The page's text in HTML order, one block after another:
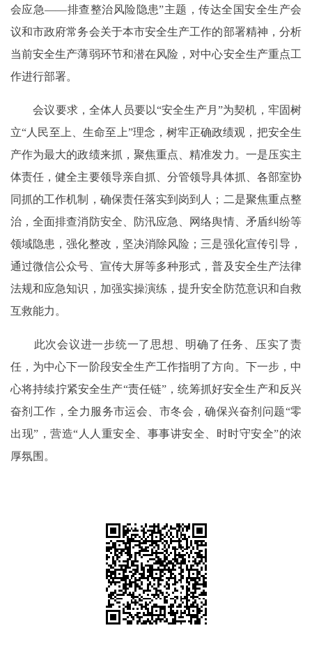
会应急——排查整治风险隐患”主题，传达全国安全生产会
议和市政府常务会关于本市安全生产工作的部署精神，分析
当前安全生产薄弱环节和潜在风险，对中心安全生产重点工
作进行部署。
会议要求，全体人员要以“安全生产月”为契机，牢固树
立“人民至上、生命至上”理念，树牢正确政绩观，把安全生
产作为最大的政绩来抓，聚焦重点、精准发力。一是压实主
体责任，健全主要领导亲自抓、分管领导具体抓、各部室协
同抓的工作机制，确保责任落实到岗到人；二是聚焦重点整
治，全面排查消防安全、防汛应急、网络舆情、矛盾纠纷等
领域隐患，强化整改，坚决消除风险；三是强化宣传引导，
通过微信公众号、宣传大屏等多种形式，普及安全生产法律
法规和应急知识，加强实操演练，提升安全防范意识和自救
互救能力。
此次会议进一步统一了思想、明确了任务、压实了责
任，为中心下一阶段安全生产工作指明了方向。下一步，中
心将持续拧紧安全生产“责任链”，统筹抓好安全生产和反兴
奋剂工作，全力服务市运会、市冬会，确保兴奋剂问题“零
出现”，营造“人人重安全、事事讲安全、时时守安全”的浓
厚氛围。